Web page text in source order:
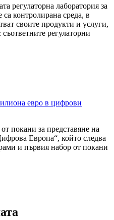
регулаторна лаборатория за
контролирана среда, в
своите продукти и услуги,
регулаторни
евро в цифрови
покани за представяне на
Европа“, който следва
и първия набор от покани